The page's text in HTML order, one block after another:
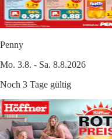
Penny
Mo. 3.8. - Sa. 8.8.2026
Noch 3 Tage gültig